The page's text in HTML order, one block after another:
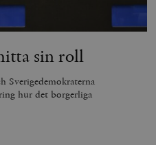
sin roll
Sverigedemokraterna
hur det borgerliga